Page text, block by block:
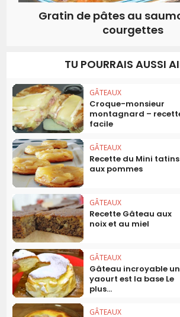
Gratin de pâtes au
courgettes
TU POURRAIS AUSSI
GÂTEAUX
Croque-monsieur
montagnard –
facile
GÂTEAUX
Recette du Mini tatins
aux pommes
GÂTEAUX
Recette Gâteau aux
noix et au miel
GÂTEAUX
Gâteau incroyable un
yaourt est la base Le
plus...
GÂTEAUX